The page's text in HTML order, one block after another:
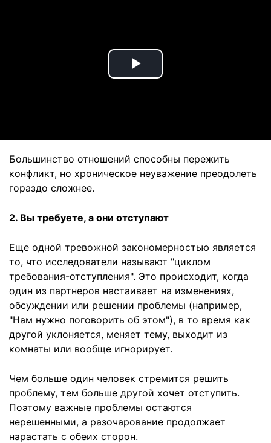
Play
Большинство отношений способны пережить
конфликт, но хроническое неуважение преодолеть
гораздо сложнее.
2. Вы требуете, а они отступают
Еще одной тревожной закономерностью является
то, что исследователи называют "циклом
требования-отступления". Это происходит, когда
один из партнеров настаивает на изменениях,
обсуждении или решении проблемы (например,
"Нам нужно поговорить об этом"), в то время как
другой уклоняется, меняет тему, выходит из
комнаты или вообще игнорирует.
Чем больше один человек стремится решить
проблему, тем больше другой хочет отступить.
Поэтому важные проблемы остаются
нерешенными, а разочарование продолжает
нарастать с обеих сторон.